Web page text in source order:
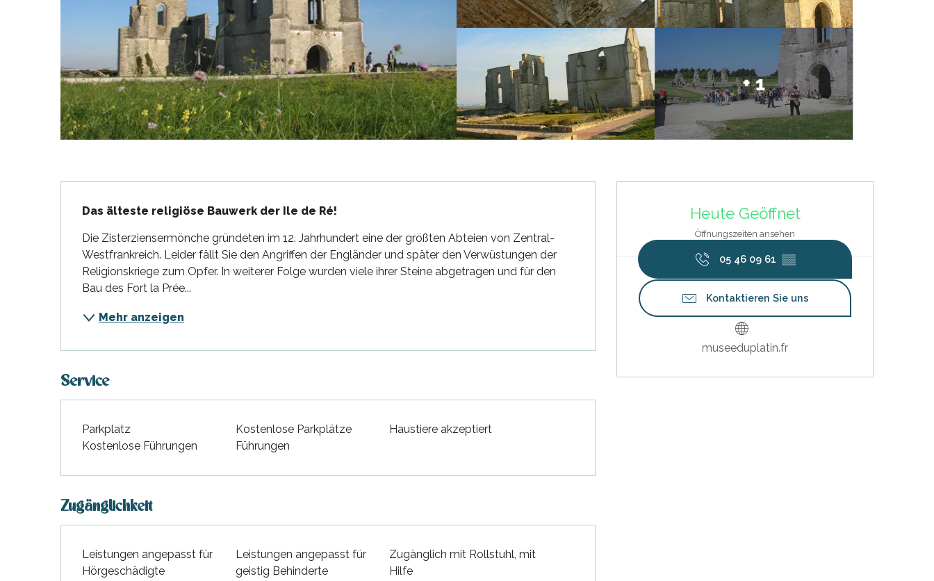
+ 1
Heute Geöffnet
Öffnungszeiten ansehen
05 46 09 61 ▒▒
Kontaktieren Sie uns
museeduplatin.fr
Das älteste religiöse Bauwerk der Ile de Ré!
Die Zisterziensermönche gründeten im 12. Jahrhundert eine der größten Abteien von Zentral-
Westfrankreich. Leider fällt Sie den Angriffen der Engländer und später den Verwüstungen der
Religionskriege zum Opfer. In weiterer Folge wurden viele ihrer Steine abgetragen und für den
Bau des Fort la Prée...
Mehr anzeigen
Service
Parkplatz Kostenlose Parkplätze
Haustiere akzeptiert
Kostenlose Führungen
Führungen
Zugänglichkeit
Leistungen angepasst für
Hörgeschädigte
Leistungen angepasst für
geistig Behinderte
Zugänglich mit Rollstuhl, mit
Hilfe